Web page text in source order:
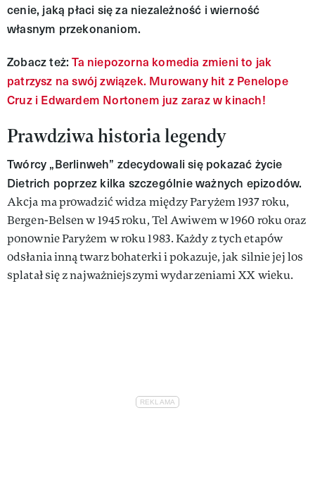
cenie, jaką płaci się za niezależność i wierność
własnym przekonaniom.
Zobacz też:Ta niepozorna komedia zmieni to jak
patrzysz na swój związek. Murowany hit z Penelope
Cruz i Edwardem Nortonem juz zaraz w kinach!
Prawdziwa historia legendy
Twórcy „Berlinweh” zdecydowali się pokazać życie
Dietrich poprzez kilka szczególnie ważnych epizodów.
Akcja ma prowadzić widza między Paryżem 1937 roku,
Bergen-Belsen w 1945 roku, Tel Awiwem w 1960 roku oraz
ponownie Paryżem w roku 1983. Każdy z tych etapów
odsłania inną twarz bohaterki i pokazuje, jak silnie jej los
splatał się z najważniejszymi wydarzeniami XX wieku.